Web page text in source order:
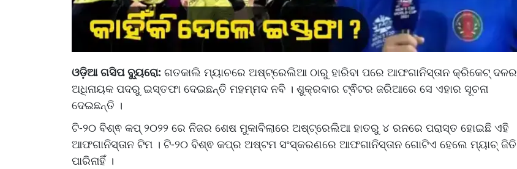
ଓଡ଼ିଆ ଗସିପ ବ୍ୟୁରୋ: ଗତକାଲି ମ୍ୟାଚରେ ଅଷ୍ଟ୍ରେଲିଆ ଠାରୁ ହାରିବା ପରେ ଆଫଗାନିସ୍ତାନ କ୍ରିକେଟ୍ ଦଳର
ଅଧିନାୟକ ପଦରୁ ଇସ୍ତଫା ଦେଇଛନ୍ତି ମହମ୍ମଦ ନବି । ଶୁକ୍ରବାର ଟ୍ଵିଟର ଜରିଆରେ ସେ ଏହାର ସୂଚନା
ଦେଇଛନ୍ତି ।
ଟି-୨୦ ବିଶ୍ଵ କପ୍ ୨୦୨୨ ରେ ନିଜର ଶେଷ ମୁକାବିଲାରେ ଅଷ୍ଟ୍ରେଲିଆ ହାତରୁ ୪ ରନରେ ପରାସ୍ତ ହୋଇଛି ଏହି
ଆଫଗାନିସ୍ତାନ ଟିମ । ଟି-୨୦ ବିଶ୍ଵ କପ୍‌ର ଅଷ୍ଟମ ସଂସ୍କରଣରେ ଆଫଗାନିସ୍ତାନ ଗୋଟିଏ ହେଲେ ମ୍ୟାଚ୍ ଜିତି
ପାରିନାହିଁ ।